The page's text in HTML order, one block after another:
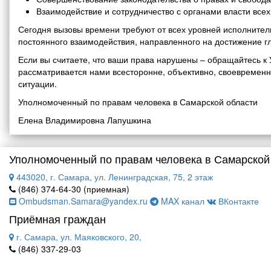
Взаимодействие и сотрудничество с органами власти
Сегодня вызовы времени требуют от всех уровней
постоянного взаимодействия, направленного на
Если вы считаете, что ваши права нарушены – обращайтесь
рассматривается нами всесторонне, объективно,
ситуации.
Уполномоченный по правам человека в Самарской области
Елена Владимировна Лапушкина
Уполномоченный по правам человека в
443020, г. Самара, ул. Ленинградская, 75, 2 этаж
(846) 374-64-30 (приемная)
Ombudsman.Samara@yandex.ru
MAX канал ВКонтакте
Приёмная граждан
г. Самара, ул. Маяковского, 20,
(846) 337-29-03